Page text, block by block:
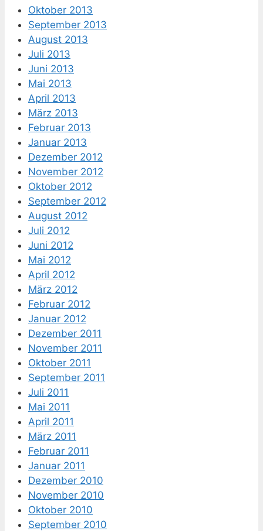
Oktober 2013
September 2013
August 2013
Juli 2013
Juni 2013
Mai 2013
April 2013
März 2013
Februar 2013
Januar 2013
Dezember 2012
November 2012
Oktober 2012
September 2012
August 2012
Juli 2012
Juni 2012
Mai 2012
April 2012
März 2012
Februar 2012
Januar 2012
Dezember 2011
November 2011
Oktober 2011
September 2011
Juli 2011
Mai 2011
April 2011
März 2011
Februar 2011
Januar 2011
Dezember 2010
November 2010
Oktober 2010
September 2010